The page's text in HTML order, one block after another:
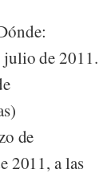
julio de 2011.
de
2011, a las